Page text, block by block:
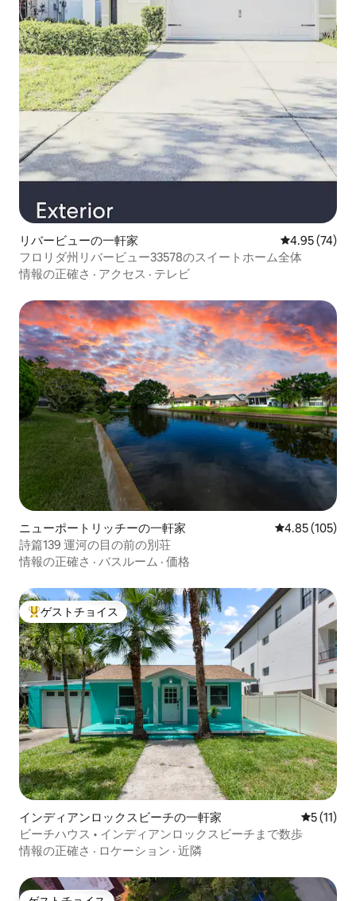
リバービューの一軒家 レビュー74
4.95 (74)
フロリダ州リバービュー33578のスイートホーム全体
情報の正確さ · アクセス · テレビ
ニューポートリッチーの一軒家 レビュー105
4.85 (105)
詩篇139 運河の目の前の別荘
情報の正確さ · バスルーム · 価格
大好評のゲストチョイスです。
ゲストチョイス
インディアンロックスビーチの一軒家 レビュー
5 (11)
ビーチハウス • インディアンロックスビーチまで数歩
情報の正確さ · ロケーション · 近隣